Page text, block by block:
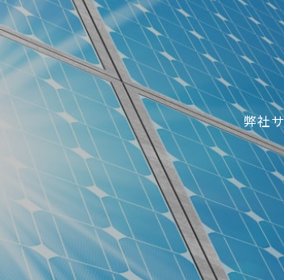
弊社